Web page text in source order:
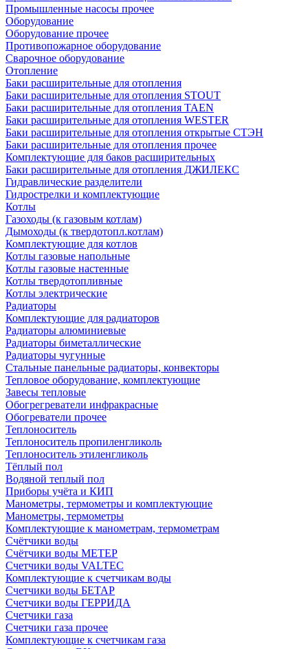
Промышленные насосы прочее
Оборудование
Оборудование прочее
Противопожарное оборудование
Сварочное оборудование
Отопление
Баки расширительные для отопления
Баки расширительные для отопления STOUT
Баки расширительные для отопления TAEN
Баки расширительные для отопления WESTER
Баки расширительные для отопления открытые СТЭН
Баки расширительные для отопления прочее
Комплектующие для баков расширительных
Баки расширительные для отопления ДЖИЛЕКС
Гидравлические разделители
Гидрострелки и комплектующие
Котлы
Газоходы (к газовым котлам)
Дымоходы (к твердотопл.котлам)
Комплектующие для котлов
Котлы газовые напольные
Котлы газовые настенные
Котлы твердотопливные
Котлы электрические
Радиаторы
Комплектующие для радиаторов
Радиаторы алюминиевые
Радиаторы биметаллические
Радиаторы чугунные
Стальные панельные радиаторы, конвекторы
Тепловое оборудование, комплектующие
Завесы тепловые
Обогрегреватели инфракрасные
Обогреватели прочее
Теплоноситель
Теплоноситель пропиленгликоль
Теплоноситель этиленгликоль
Тёплый пол
Водяной теплый пол
Приборы учёта и КИП
Манометры, термометры и комплектующие
Манометры, термометры
Комплектующие к манометрам, термометрам
Счётчики воды
Счётчики воды МЕТЕР
Счетчики воды VALTEC
Комплектующие к счетчикам воды
Счетчики воды БЕТАР
Счетчики воды ГЕРРИДА
Счетчики газа
Счетчики газа прочее
Комплектующие к счетчикам газа